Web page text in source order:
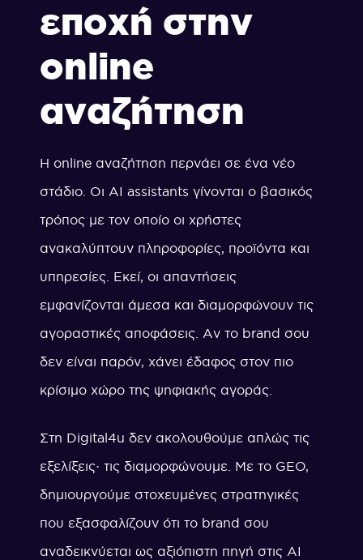
εποχή στην
online
αναζήτηση
Η online αναζήτηση περνάει σε ένα νέο
στάδιο. Οι AI assistants γίνονται ο βασικός
τρόπος με τον οποίο οι χρήστες
ανακαλύπτουν πληροφορίες, προϊόντα και
υπηρεσίες. Εκεί, οι απαντήσεις
εμφανίζονται άμεσα και διαμορφώνουν τις
αγοραστικές αποφάσεις. Αν το brand σου
δεν είναι παρόν, χάνει έδαφος στον πιο
κρίσιμο χώρο της ψηφιακής αγοράς.
Στη Digital4u δεν ακολουθούμε απλώς τις
εξελίξεις· τις διαμορφώνουμε. Με το GEO,
δημιουργούμε στοχευμένες στρατηγικές
που εξασφαλίζουν ότι το brand σου
αναδεικνύεται ως αξιόπιστη πηγή στις AI